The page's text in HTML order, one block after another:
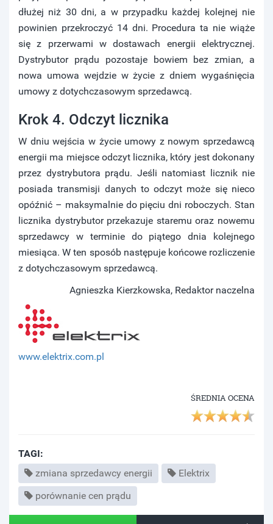
dłużej niż 30 dni, a w przypadku każdej kolejnej nie
powinien przekroczyć 14 dni. Procedura ta nie wiąże
się z przerwami w dostawach energii elektrycznej.
Dystrybutor prądu pozostaje bowiem bez zmian, a
nowa umowa wejdzie w życie z dniem wygaśnięcia
umowy z dotychczasowym sprzedawcą.
Krok 4. Odczyt licznika
W dniu wejścia w życie umowy z nowym sprzedawcą
energii ma miejsce odczyt licznika, który jest dokonany
przez dystrybutora prądu. Jeśli natomiast licznik nie
posiada transmisji danych to odczyt może się nieco
opóźnić – maksymalnie do pięciu dni roboczych. Stan
licznika dystrybutor przekazuje staremu oraz nowemu
sprzedawcy w terminie do piątego dnia kolejnego
miesiąca. W ten sposób następuje końcowe rozliczenie
z dotychczasowym sprzedawcą.
Agnieszka Kierzkowska, Redaktor naczelna
www.elektrix.com.pl
ŚREDNIA OCENA
TAGI:
zmiana sprzedawcy energii
Elektrix
porównanie cen prądu